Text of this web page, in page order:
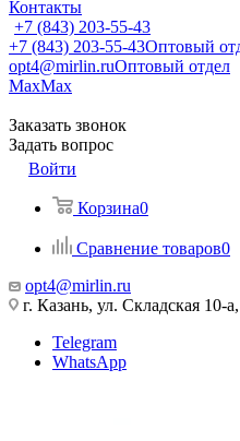
Контакты
+7 (843) 203-55-43
+7 (843) 203-55-43Оптовый
opt4@mirlin.ruОптовый отдел
MaxMax
Заказать звонок
Задать вопрос
Войти
Корзина0
Сравнение товаров0
opt4@mirlin.ru
г. Казань, ул. Складская 10-
Telegram
WhatsApp